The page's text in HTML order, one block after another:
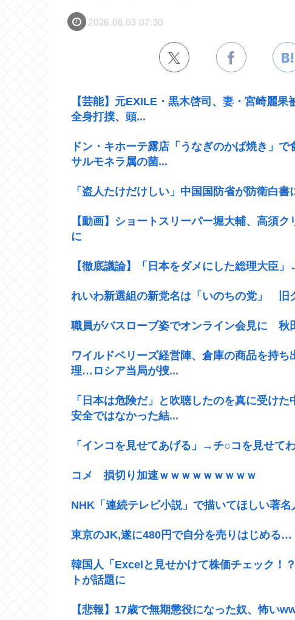
2026.06.03 07:30
【芸能】元EXILE・黒木啓司、妻・宮崎麗
全身打撲、頭...
ドン・キホーテ露店「うなぎのかば焼き」
サルモネラ属の菌...
「盗人たけだけしい」中国国防省が防衛白
【動画】ショートスリーパー堀大輔、高須
に
【徹底議論】「日本をダメにした総理大臣
れいわ新選組の新党名は「いのちの党」
職員がバスローブ姿でオンライン会見に 秋
ワイルドベリーズ経営陣、倉庫の商品を持
理…ロシア当局が捜...
「日本は危険だ」と吹聴したのを真に受け
安全ではなかった結...
「インコを見せてあげる」→チ○コを見せて
コメ 損切り加速ｗｗｗｗｗｗｗｗｗ
NHK「連続テレビ小説」で描いてほしい著名
東京のJK,遂に480円で自分を売りはじめる…
韓国人「Excelと見せかけて株価チェック！
トが話題に
【悲報】17歳で無期懲役になった奴、怖い